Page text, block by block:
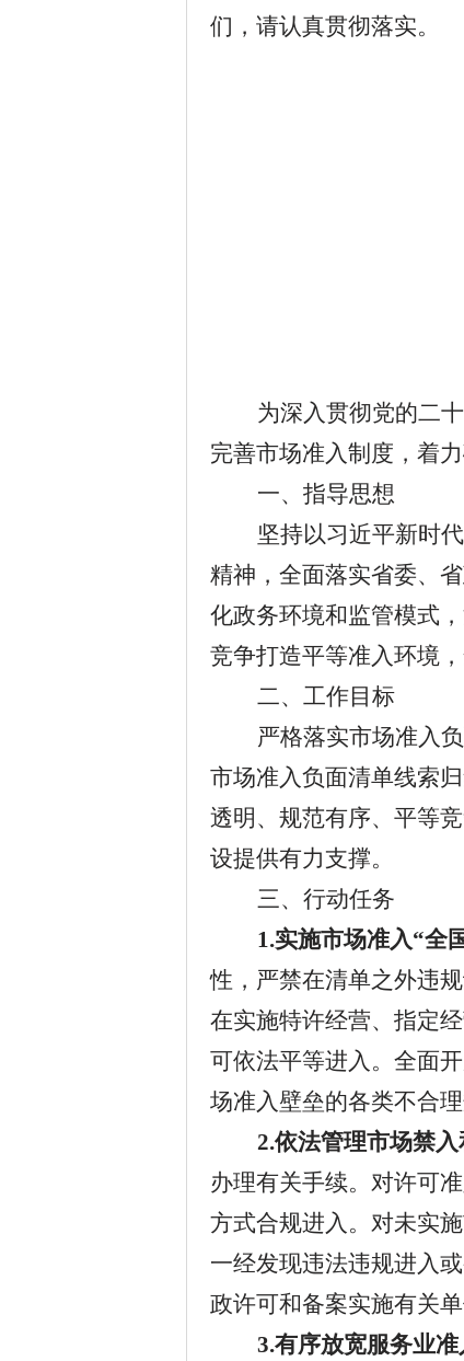
们，请认真贯彻落实。
为深入贯彻党的二
完善市场准入制度，着
一、指导思想
坚持以习近平新时
精神，全面落实省委、
化政务环境和监管模式
竞争打造平等准入环境
二、工作目标
严格落实市场准入
市场准入负面清单线索
透明、规范有序、平等
设提供有力支撑。
三、行动任务
1.实施市场准入“全
性，严禁在清单之外违
在实施特许经营、指定
可依法平等进入。全面
场准入壁垒的各类不合
2.依法管理市场禁入
办理有关手续。对许可
方式合规进入。对未实
一经发现违法违规进入
政许可和备案实施有关
3.有序放宽服务业准